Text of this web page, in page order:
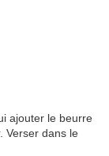
ajouter le beurre
Verser dans le